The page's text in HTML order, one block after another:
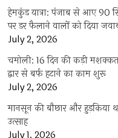
हेमकुंड यात्रा: पंजाब से आए 90
पर डर फैलाने वालों को दिया
July 2, 2026
चमोली: 16 दिन की कड़ी
द्वार से बर्फ हटाने का काम शुरू
July 2, 2026
मानसून की बौछार और हुड़किया
उत्साह